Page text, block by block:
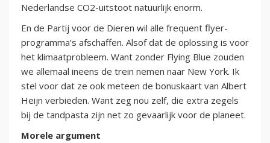
Nederlandse CO2-uitstoot natuurlijk enorm.
En de Partij voor de Dieren wil alle frequent flyer-
programma’s afschaffen. Alsof dat de oplossing is voor
het klimaatprobleem. Want zonder Flying Blue zouden
we allemaal ineens de trein nemen naar New York. Ik
stel voor dat ze ook meteen de bonuskaart van Albert
Heijn verbieden. Want zeg nou zelf, die extra zegels
bij de tandpasta zijn net zo gevaarlijk voor de planeet.
Morele argument